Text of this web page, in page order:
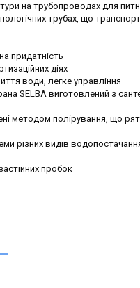
на трубопроводах для
трубах, що
придатність
діях
води, легке управління
SELBA виготовлений з
методом полірування, що
різних видів
пробок